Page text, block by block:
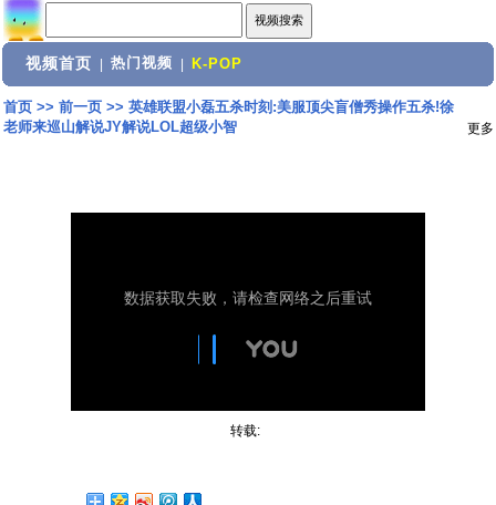
视频首页 热门视频 K-POP
首页>> 前一页>> 英雄联盟小磊五杀时刻:美服顶尖盲僧秀操作五杀!徐
老师来巡山解说JY解说LOL超级小智
更多
转载: